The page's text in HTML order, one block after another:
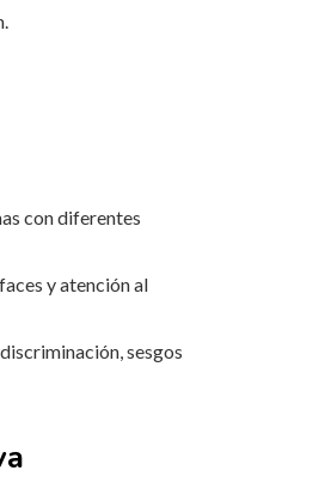
con diferentes
y atención al
sesgos